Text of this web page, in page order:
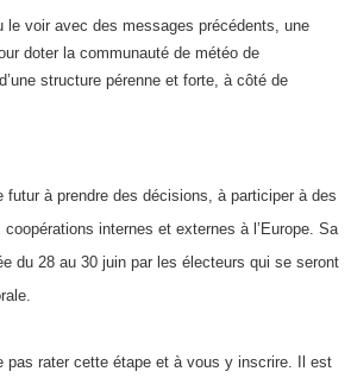
le voir avec des messages précédents, une
doter la communauté de météo de
structure pérenne et forte, à côté de
futur à prendre des décisions, à participer à des
internes et externes à l’Europe. Sa
du 28 au 30 juin par les électeurs qui se seront
pas rater cette étape et à vous y inscrire. Il est